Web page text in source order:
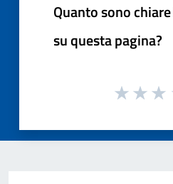
Quanto sono
su questa pagina?